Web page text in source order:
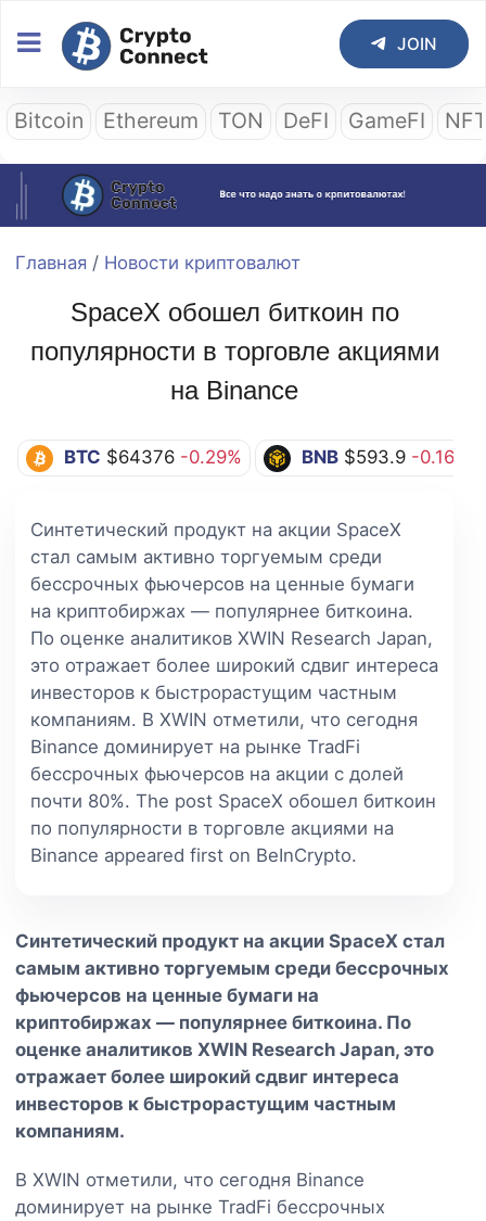
JOIN
Bitcoin Ethereum TON DeFI GameFI
Главная / Новости криптовалют
SpaceX обошел биткоин по
популярности в торговле акциями
на Binance
BTC $64376 -0.29% BNB $593.9 -0.16%
Синтетический продукт на акции SpaceX
стал самым активно торгуемым среди
бессрочных фьючерсов на ценные бумаги
на криптобиржах — популярнее биткоина.
По оценке аналитиков XWIN Research Japan,
это отражает более широкий сдвиг интереса
инвесторов к быстрорастущим частным
компаниям. В XWIN отметили, что сегодня
Binance доминирует на рынке TradFi
бессрочных фьючерсов на акции с долей
почти 80%. The post SpaceX обошел биткоин
по популярности в торговле акциями на
Binance appeared first on BeInCrypto.
Синтетический продукт на акции SpaceX стал
самым активно торгуемым среди бессрочных
фьючерсов на ценные бумаги на
криптобиржах — популярнее биткоина. По
оценке аналитиков XWIN Research Japan, это
отражает более широкий сдвиг интереса
инвесторов к быстрорастущим частным
компаниям.
В XWIN отметили, что сегодня Binance
доминирует на рынке TradFi бессрочных